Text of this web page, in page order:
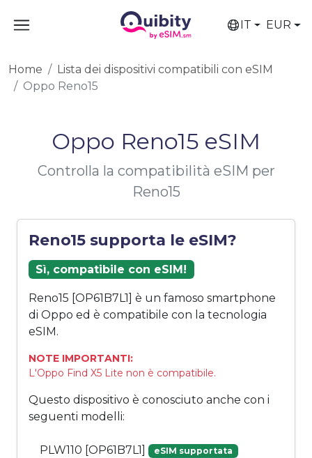
IT EUR
Home
Lista dei dispositivi compatibili con eSIM
Oppo Reno15
Oppo Reno15 eSIM
Controlla la compatibilità eSIM per
Reno15
Reno15 supporta le eSIM?
Sì, compatibile con eSIM!
Reno15 [OP61B7L1] è un famoso smartphone
di Oppo ed è compatibile con la tecnologia
eSIM.
NOTE IMPORTANTI:
L'Oppo Find X5 Lite non è compatibile.
Questo dispositivo è conosciuto anche con i
seguenti modelli:
PLW110 [OP61B7L1] eSIM supportata